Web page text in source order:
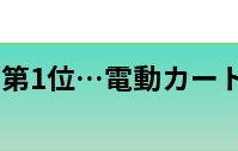
第1位…電動カー